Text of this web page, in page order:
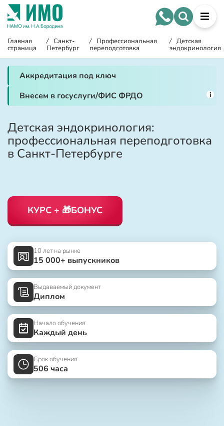
Главная
страница
/ Санкт-
Петербург
/ Профессиональная
переподготовка
/ Детская
эндокринология
Аккредитация под ключ
Внесем в госуслуги/ФИС ФРДО
i
Детская эндокринология:
профессиональная переподготовка
в Санкт-Петербурге
КУРС + 🎁БОНУС
10 лет на рынке
15 000+ выпускников
Выдаваемый документ
Диплом
Начало обучения
Каждый день
Срок обучения
506 часа